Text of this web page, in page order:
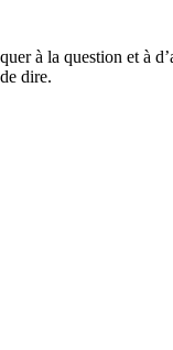
à la question et
dire.